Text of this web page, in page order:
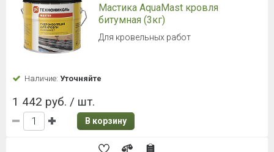
Мастика AquaMast кровля
битумная (3кг)
Для кровельных работ
Наличие: Уточняйте
1 442 руб. / шт.
В корзину